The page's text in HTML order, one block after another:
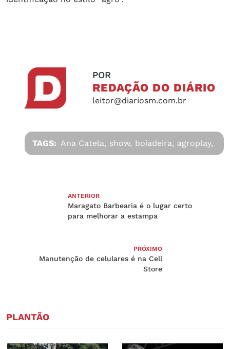
POR
REDAÇÃO DO DIÁRIO
leitor@diariosm.com.br
TAGS: Ana Catela, show, boiadeira, agroplay,
ANTERIOR
Maragato Barbearia é o lugar certo
para melhorar a estampa
PRÓXIMO
Manutenção de celulares é na Cell
Store
PLANTÃO